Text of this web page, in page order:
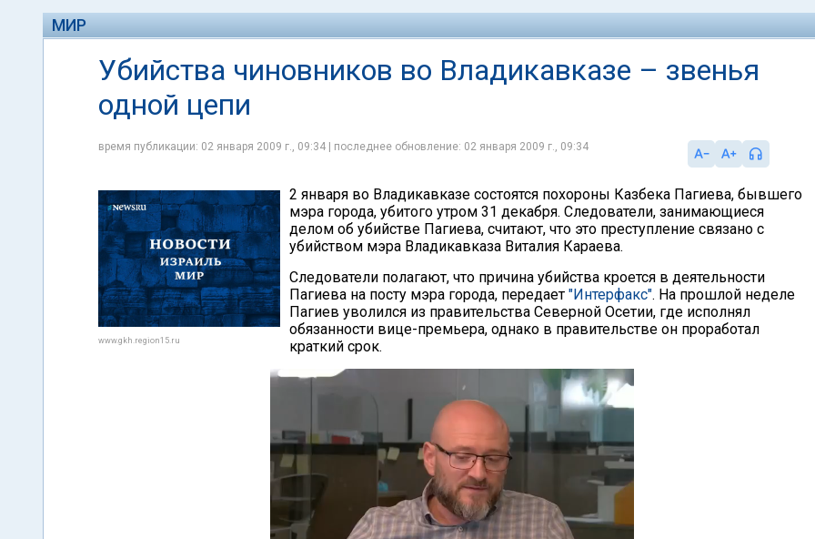
МИР
Убийства чиновников во Владикавказе – звенья
одной цепи
время публикации: 02 января 2009 г., 09:34 | последнее обновление: 02 января 2009 г., 09:34
www.gkh.region15.ru
2 января во Владикавказе состоятся похороны Казбека Пагиева, бывшего
мэра города, убитого утром 31 декабря. Следователи, занимающиеся
делом об убийстве Пагиева, считают, что это преступление связано с
убийством мэра Владикавказа Виталия Караева.
Следователи полагают, что причина убийства кроется в деятельности
Пагиева на посту мэра города, передает "Интерфакс". На прошлой неделе
Пагиев уволился из правительства Северной Осетии, где исполнял
обязанности вице-премьера, однако в правительстве он проработал
краткий срок.